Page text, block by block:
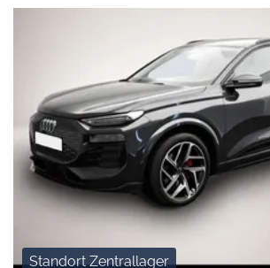
Standort Zentrallager